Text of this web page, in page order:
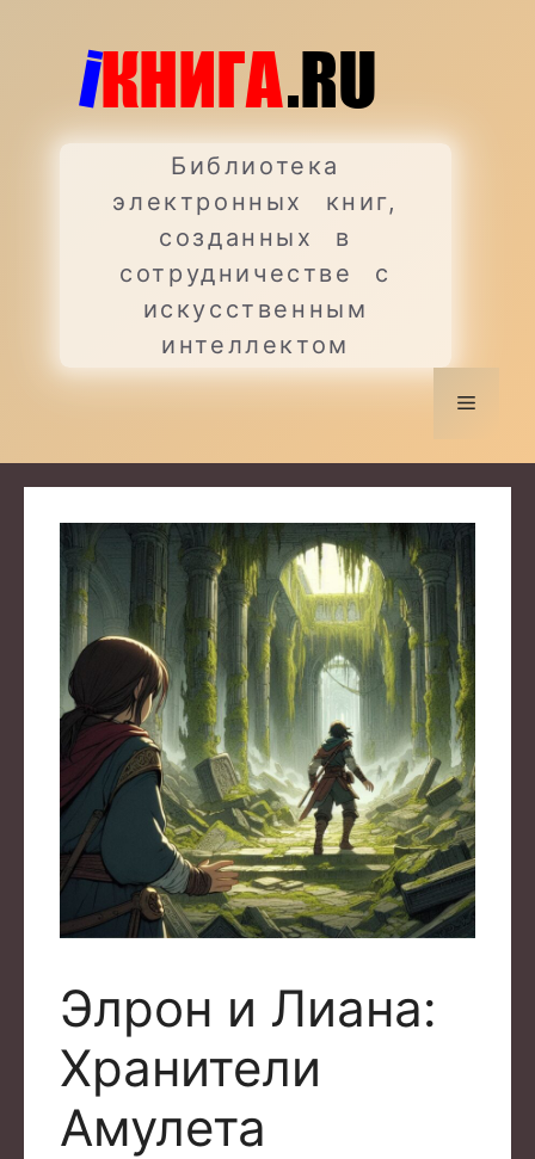
содержимому
Библиотека
электронных книг,
созданных в
сотрудничестве с
искусственным
интеллектом
Меню
Элрон и Лиана:
Хранители
Амулета